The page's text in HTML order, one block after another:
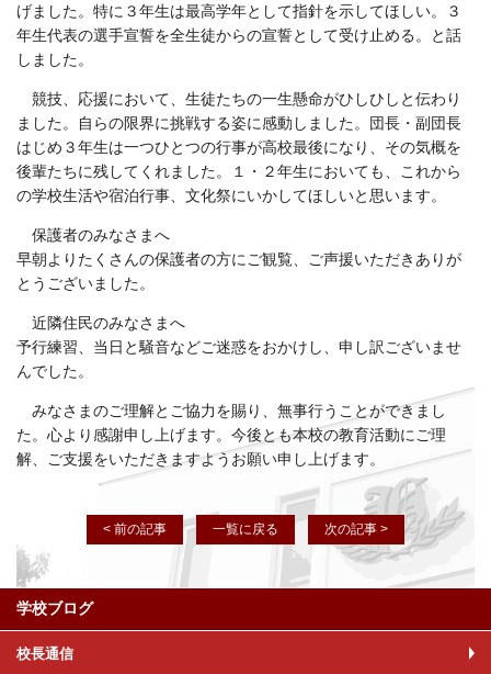
げました。特に３年生は最高学年として指針を示してほしい。３
年生代表の選手宣誓を全生徒からの宣誓として受け止める。と話
しました。
競技、応援において、生徒たちの一生懸命がひしひしと伝わり
ました。自らの限界に挑戦する姿に感動しました。団長・副団長
はじめ３年生は一つひとつの行事が高校最後になり、その気概を
後輩たちに残してくれました。１・２年生においても、これから
の学校生活や宿泊行事、文化祭にいかしてほしいと思います。
保護者のみなさまへ
早朝よりたくさんの保護者の方にご観覧、ご声援いただきありが
とうございました。
近隣住民のみなさまへ
予行練習、当日と騒音などご迷惑をおかけし、申し訳ございませ
んでした。
みなさまのご理解とご協力を賜り、無事行うことができまし
た。心より感謝申し上げます。今後とも本校の教育活動にご理
解、ご支援をいただきますようお願い申し上げます。
< 前の記事 一覧に戻る 次の記事 >
学校ブログ
校長通信